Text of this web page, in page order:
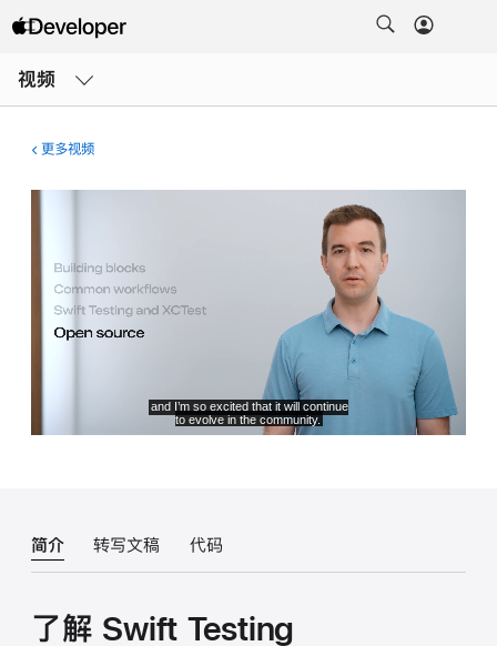
视频
单
更多视频
简介 转写文稿 代码
了解 Swift Testing